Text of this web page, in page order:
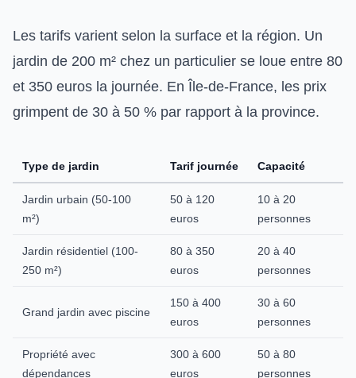
Les tarifs varient selon la surface et la région. Un
jardin de 200 m² chez un particulier se loue entre 80
et 350 euros la journée. En Île-de-France, les prix
grimpent de 30 à 50 % par rapport à la province.
Type de jardin Tarif journée Capacité
Jardin urbain (50-100
m²)
50 à 120
euros
10 à 20
personnes
Jardin résidentiel (100-
250 m²)
80 à 350
euros
20 à 40
personnes
Grand jardin avec piscine
150 à 400
euros
30 à 60
personnes
Propriété avec
dépendances
300 à 600
euros
50 à 80
personnes